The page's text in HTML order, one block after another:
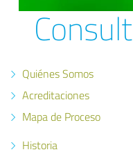
Quiénes Somos
Acreditaciones
Mapa de Proceso
Historia